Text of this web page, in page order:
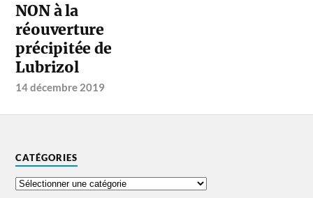
NON à la
réouverture
précipitée de
Lubrizol
14 décembre 2019
CATÉGORIES